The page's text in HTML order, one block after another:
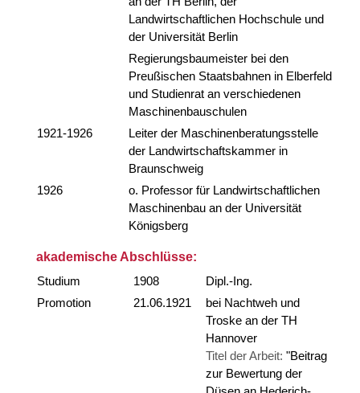
Landwirtschaftlichen Hochschule und
der Universität Berlin
Regierungsbaumeister bei den
Preußischen Staatsbahnen in Elberfeld
und Studienrat an verschiedenen
Maschinenbauschulen
1921-1926
Leiter der Maschinenberatungsstelle
der Landwirtschaftskammer in
Braunschweig
1926
o. Professor für Landwirtschaftlichen
Maschinenbau an der Universität
Königsberg
akademische Abschlüsse:
Studium
1908
Dipl.-Ing.
Promotion
21.06.1921
bei Nachtweh und
Troske an der TH
Hannover
Titel der Arbeit: "Beitrag
zur Bewertung der